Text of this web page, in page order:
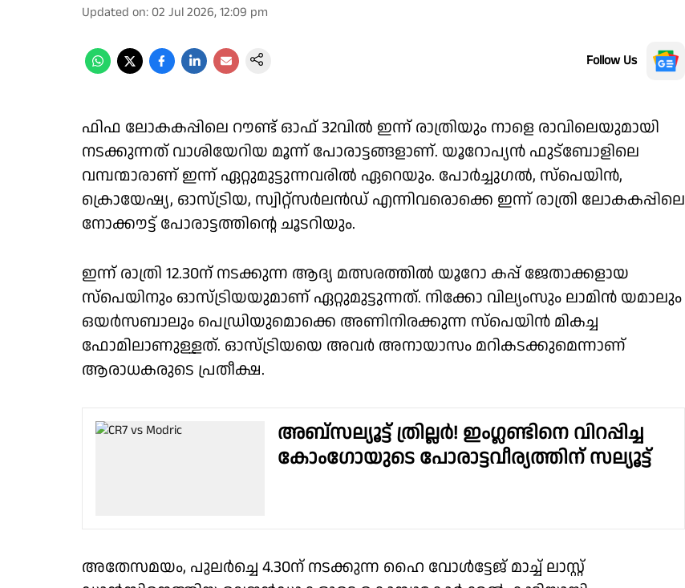
Updated on: 02 Jul 2026, 12:09 pm
Follow Us
ഫിഫ ലോകകപ്പിലെ റൗണ്ട് ഓഫ് 32വിൽ ഇന്ന് രാത്രിയും നാളെ രാവിലെയുമായി
നടക്കുന്നത് വാശിയേറിയ മൂന്ന് പോരാട്ടങ്ങളാണ്. യൂറോപ്യൻ ഫുട്ബോളിലെ
വമ്പന്മാരാണ് ഇന്ന് ഏറ്റുമുട്ടുന്നവരിൽ ഏറെയും. പോർച്ചുഗൽ, സ്പെയിൻ,
ക്രൊയേഷ്യ, ഓസ്ട്രിയ, സ്വിറ്റ്‌സർലൻഡ് എന്നിവരൊക്കെ ഇന്ന് രാത്രി ലോകകപ്പിലെ
നോക്കൗട്ട് പോരാട്ടത്തിൻ്റെ ചൂടറിയും.
ഇന്ന് രാത്രി 12.30ന് നടക്കുന്ന ആദ്യ മത്സരത്തിൽ യൂറോ കപ്പ് ജേതാക്കളായ
സ്പെയിനും ഓസ്ട്രിയയുമാണ് ഏറ്റുമുട്ടുന്നത്. നിക്കോ വില്യംസും ലാമിൻ യമാലും
ഒയർസബാലും പെഡ്രിയുമൊക്കെ അണിനിരക്കുന്ന സ്പെയിൻ മികച്ച
ഫോമിലാണുള്ളത്. ഓസ്ട്രിയയെ അവർ അനായാസം മറികടക്കുമെന്നാണ്
ആരാധകരുടെ പ്രതീക്ഷ.
അബ്‌സല്യൂട്ട് ത്രില്ലർ! ഇംഗ്ലണ്ടിനെ വിറപ്പിച്ച
കോംഗോയുടെ പോരാട്ടവീര്യത്തിന് സല്യൂട്ട്
അതേസമയം, പുലർച്ചെ 4.30ന് നടക്കുന്ന ഹൈ വോൾട്ടേജ് മാച്ച് ലാസ്റ്റ്